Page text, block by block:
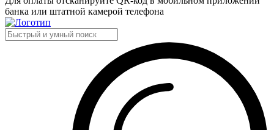
банка или штатной камерой телефона